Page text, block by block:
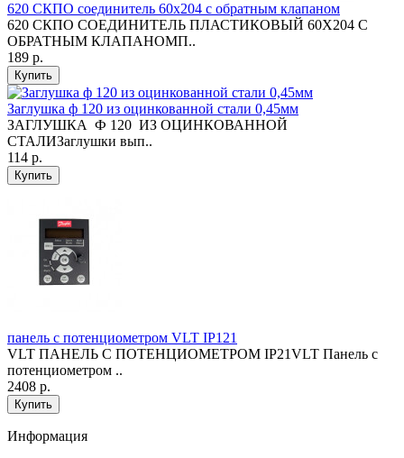
620 СКПО соединитель 60х204 с обратным клапаном
620 СКПО СОЕДИНИТЕЛЬ ПЛАСТИКОВЫЙ 60Х204 С
ОБРАТНЫМ КЛАПАНОМП..
189 р.
Купить
Заглушка ф 120 из оцинкованной стали 0,45мм
ЗАГЛУШКА Ф 120 ИЗ ОЦИНКОВАННОЙ
СТАЛИЗаглушки вып..
114 р.
Купить
панель с потенциометром VLT IP121
VLT ПАНЕЛЬ С ПОТЕНЦИОМЕТРОМ IP21VLT Панель с
потенциометром ..
2408 р.
Купить
Информация